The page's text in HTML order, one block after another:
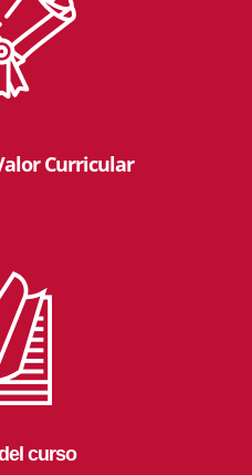
Curricular
curso